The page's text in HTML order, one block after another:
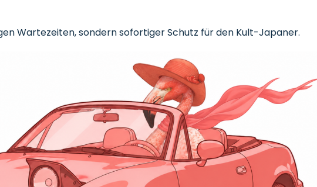
Wartezeiten, sondern sofortiger Schutz für den Kult-Japaner.